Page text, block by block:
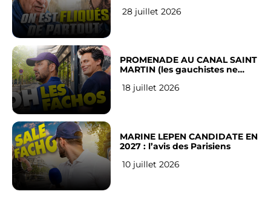
Français
28 juillet 2026
PROMENADE AU CANAL SAINT
MARTIN (les gauchistes ne
18 juillet 2026
MARINE LEPEN CANDIDATE EN
2027 : l’avis des Parisiens
10 juillet 2026